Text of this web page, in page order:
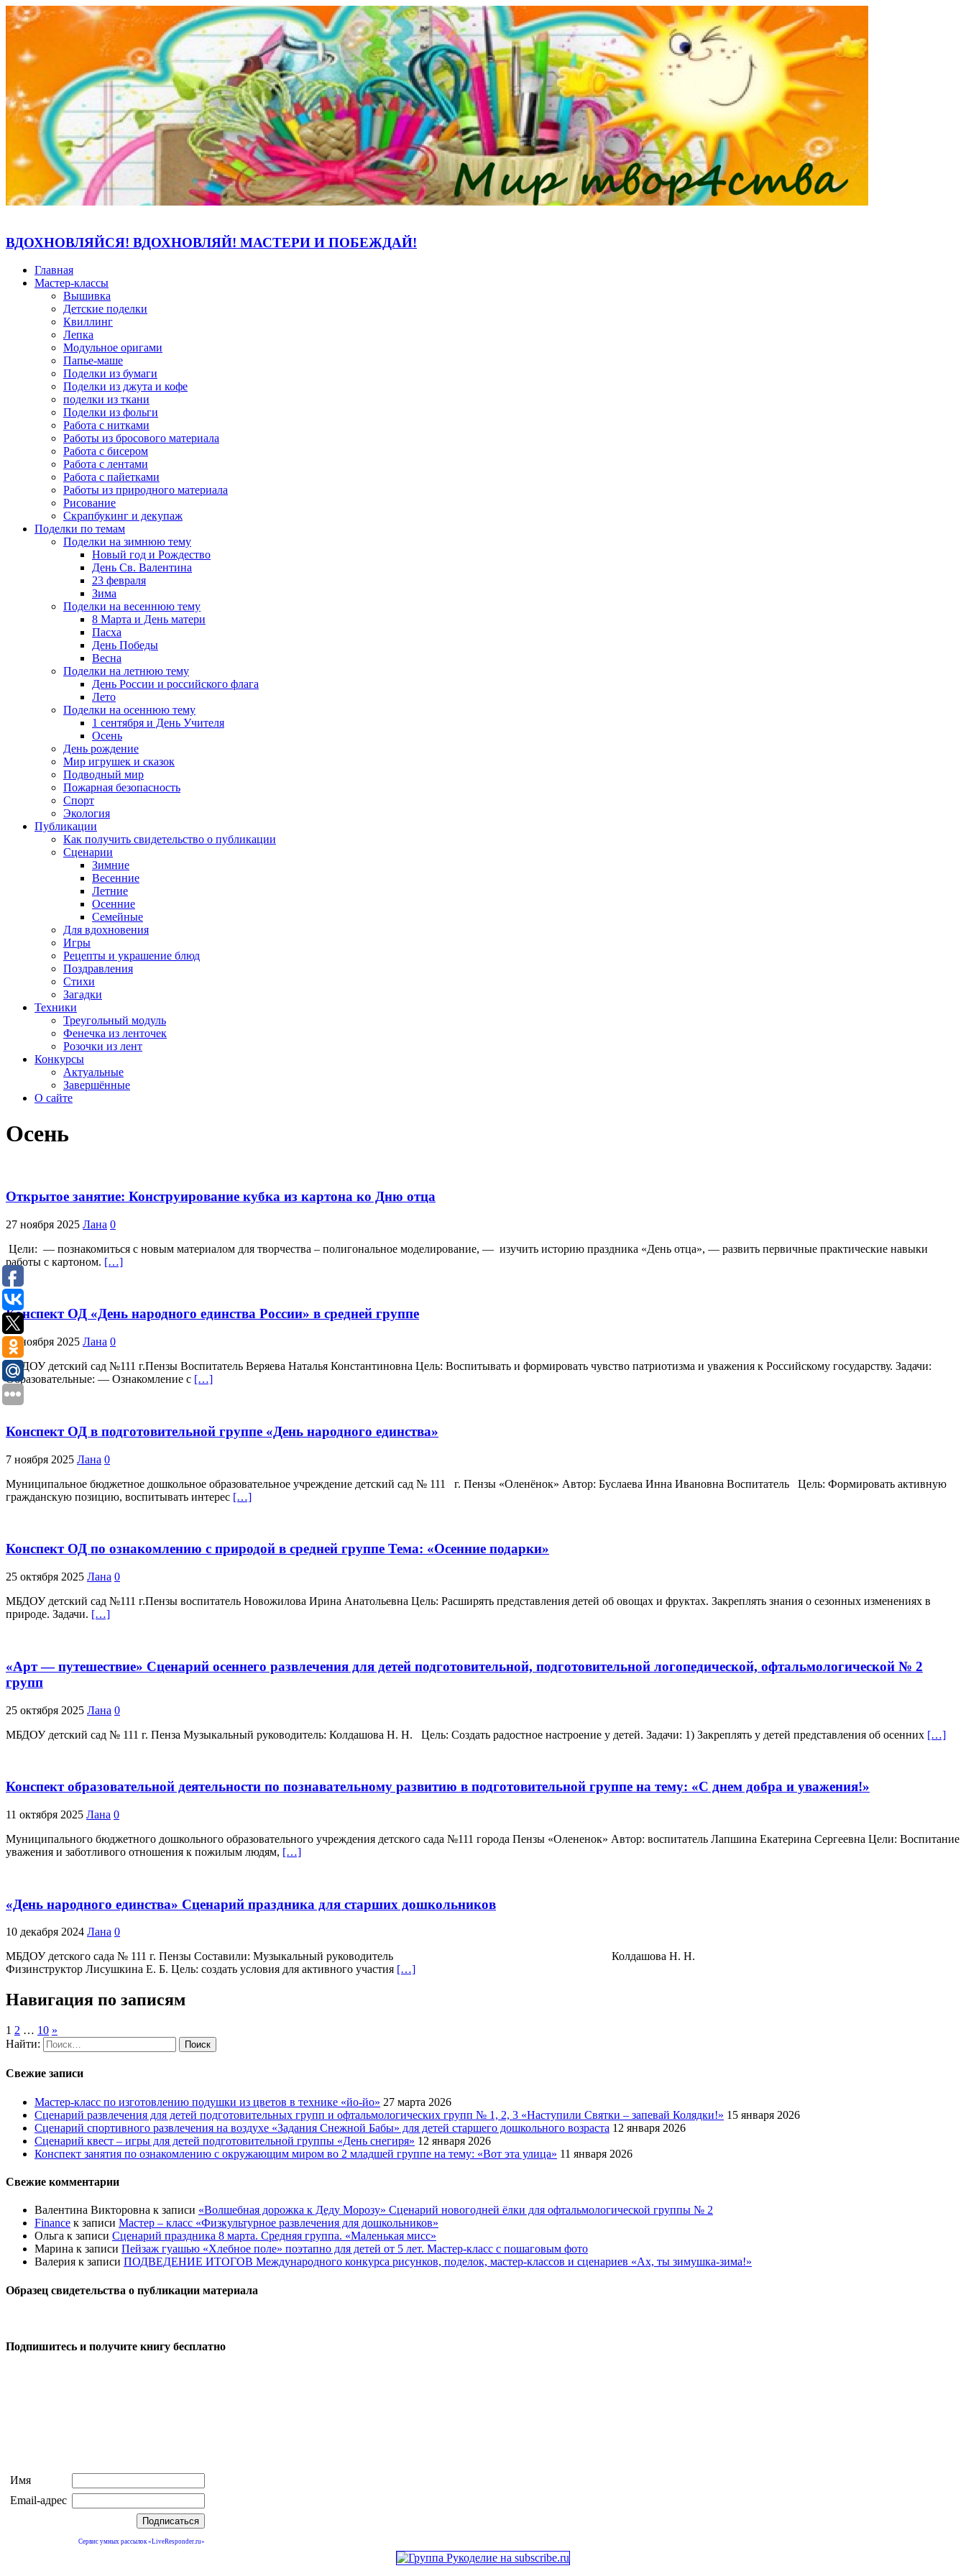
ВДОХНОВЛЯЙСЯ! ВДОХНОВЛЯЙ! МАСТЕРИ И ПОБЕЖДАЙ!
Главная
Мастер-классы
Вышивка
Детские поделки
Квиллинг
Лепка
Модульное оригами
Папье-маше
Поделки из бумаги
Поделки из джута и кофе
поделки из ткани
Поделки из фольги
Работа с нитками
Работы из бросового материала
Работа с бисером
Работа с лентами
Работа с пайетками
Работы из природного материала
Рисование
Скрапбукинг и декупаж
Поделки по темам
Поделки на зимнюю тему
Новый год и Рождество
День Св. Валентина
23 февраля
Зима
Поделки на весеннюю тему
8 Марта и День матери
Пасха
День Победы
Весна
Поделки на летнюю тему
День России и российского флага
Лето
Поделки на осеннюю тему
1 сентября и День Учителя
Осень
День рождение
Мир игрушек и сказок
Подводный мир
Пожарная безопасность
Спорт
Экология
Публикации
Как получить свидетельство о публикации
Сценарии
Зимние
Весенние
Летние
Осенние
Семейные
Для вдохновения
Игры
Рецепты и украшение блюд
Поздравления
Стихи
Загадки
Техники
Треугольный модуль
Фенечка из ленточек
Розочки из лент
Конкурсы
Актуальные
Завершённые
О сайте
Осень
Открытое занятие: Конструирование кубка из картона ко Дню отца
27 ноября 2025 Лана 0
Цели: — познакомиться с новым материалом для творчества – полигональное моделирование, — изучить историю праздника «День отца», — развить первичные практические навыки
работы с картоном. […]
Конспект ОД «День народного единства России» в средней группе
18 ноября 2025 Лана 0
МБДОУ детский сад №111 г.Пензы Воспитатель Веряева Наталья Константиновна Цель: Воспитывать и формировать чувство патриотизма и уважения к Российскому государству. Задачи:
Образовательные: — Ознакомление с […]
Конспект ОД в подготовительной группе «День народного единства»
7 ноября 2025 Лана 0
Муниципальное бюджетное дошкольное образовательное учреждение детский сад № 111 г. Пензы «Оленёнок» Автор: Буслаева Инна Ивановна Воспитатель Цель: Формировать активную
гражданскую позицию, воспитывать интерес […]
Конспект ОД по ознакомлению с природой в средней группе Тема: «Осенние подарки»
25 октября 2025 Лана 0
МБДОУ детский сад №111 г.Пензы воспитатель Новожилова Ирина Анатольевна Цель: Расширять представления детей об овощах и фруктах. Закреплять знания о сезонных изменениях в
природе. Задачи. […]
«Арт — путешествие» Сценарий осеннего развлечения для детей подготовительной, подготовительной логопедической, офтальмологической № 2
групп
25 октября 2025 Лана 0
МБДОУ детский сад № 111 г. Пенза Музыкальный руководитель: Колдашова Н. Н. Цель: Создать радостное настроение у детей. Задачи: 1) Закреплять у детей представления об осенних […]
Конспект образовательной деятельности по познавательному развитию в подготовительной группе на тему: «С днем добра и уважения!»
11 октября 2025 Лана 0
Муниципального бюджетного дошкольного образовательного учреждения детского сада №111 города Пензы «Олененок» Автор: воспитатель Лапшина Екатерина Сергеевна Цели: Воспитание
уважения и заботливого отношения к пожилым людям, […]
«День народного единства» Сценарий праздника для старших дошкольников
10 декабря 2024 Лана 0
МБДОУ детского сада № 111 г. Пензы Составили: Музыкальный руководитель Колдашова Н. Н.
Физинструктор Лисушкина Е. Б. Цель: создать условия для активного участия […]
Навигация по записям
1 2 … 10 »
Найти:
Свежие записи
Мастер-класс по изготовлению подушки из цветов в технике «йо-йо» 27 марта 2026
Сценарий развлечения для детей подготовительных групп и офтальмологических групп № 1, 2, 3 «Наступили Святки – запевай Колядки!» 15 января 2026
Сценарий спортивного развлечения на воздухе «Задания Снежной Бабы» для детей старшего дошкольного возраста 12 января 2026
Сценарий квест – игры для детей подготовительной группы «День снегиря» 12 января 2026
Конспект занятия по ознакомлению с окружающим миром во 2 младшей группе на тему: «Вот эта улица» 11 января 2026
Свежие комментарии
Валентина Викторовна к записи «Волшебная дорожка к Деду Морозу» Сценарий новогодней ёлки для офтальмологической группы № 2
Finance к записи Мастер – класс «Физкультурное развлечения для дошкольников»
Ольга к записи Сценарий праздника 8 марта. Средняя группа. «Маленькая мисс»
Марина к записи Пейзаж гуашью «Хлебное поле» поэтапно для детей от 5 лет. Мастер-класс с пошаговым фото
Валерия к записи ПОДВЕДЕНИЕ ИТОГОВ Международного конкурса рисунков, поделок, мастер-классов и сценариев «Ах, ты зимушка-зима!»
Образец свидетельства о публикации материала
Подпишитесь и получите книгу бесплатно
Имя
Email-адрес
Сервис умных рассылок «LiveResponder.ru»